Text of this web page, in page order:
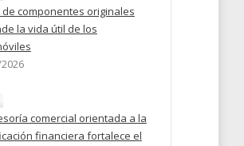
de componentes originales
la vida útil de los
comercial orientada a la
financiera fortalece el